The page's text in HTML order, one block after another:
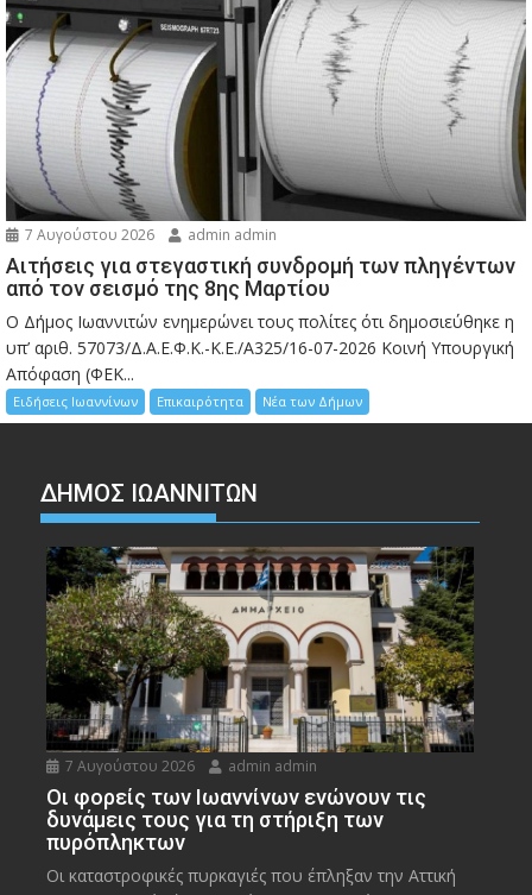
7 Αυγούστου 2026 admin admin
Αιτήσεις για στεγαστική συνδρομή των πληγέντων
από τον σεισμό της 8ης Μαρτίου
Ο Δήμος Ιωαννιτών ενημερώνει τους πολίτες ότι δημοσιεύθηκε η
υπ’ αριθ. 57073/Δ.Α.Ε.Φ.Κ.-Κ.Ε./Α325/16-07-2026 Κοινή Υπουργική
Απόφαση (ΦΕΚ...
Ειδήσεις Ιωαννίνων Επικαιρότητα Νέα των Δήμων
ΔΗΜΟΣ ΙΩΑΝΝΙΤΩΝ
7 Αυγούστου 2026 admin admin
Οι φορείς των Ιωαννίνων ενώνουν τις
δυνάμεις τους για τη στήριξη των
πυρόπληκτων
Οι καταστροφικές πυρκαγιές που έπληξαν την Αττική